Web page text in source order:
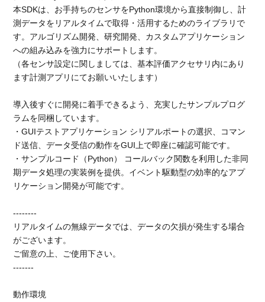
本SDKは、お手持ちのセンサをPython環境から直接制御し、計
測データをリアルタイムで取得・活用するためのライブラリで
す。アルゴリズム開発、研究開発、カスタムアプリケーション
への組み込みを強力にサポートします。
（各センサ設定に関しましては、基本評価アクセサリ内にあり
ます計測アプリにてお願いいたします）
導入後すぐに開発に着手できるよう、充実したサンプルプログ
ラムを同梱しています。
・GUIテストアプリケーション シリアルポートの選択、コマン
ド送信、データ受信の動作をGUI上で即座に確認可能です。
・サンプルコード（Python）
コールバック関数を利用した非同
期データ処理の実装例を提供。イベント駆動型の効率的なアプ
リケーション開発が可能です。
--------
リアルタイムの無線データでは、データの欠損が発生する場合
がございます。
ご留意の上、ご使用下さい。
-------
動作環境